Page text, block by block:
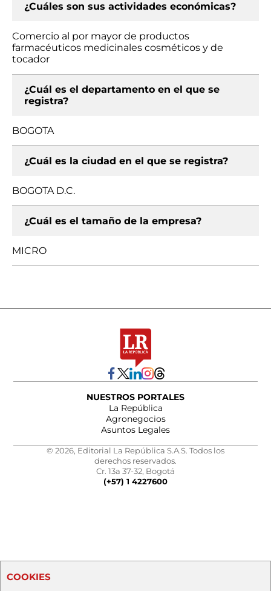
¿Cuáles son sus actividades económicas?
Comercio al por mayor de productos
farmacéuticos medicinales cosméticos y de
tocador
¿Cuál es el departamento en el que se
registra?
BOGOTA
¿Cuál es la ciudad en el que se registra?
BOGOTA D.C.
¿Cuál es el tamaño de la empresa?
MICRO
NUESTROS PORTALES
La República
Agronegocios
Asuntos Legales
© 2026, Editorial La República S.A.S. Todos los
derechos reservados.
Cr. 13a 37-32, Bogotá
(+57) 1 4227600
COOKIES